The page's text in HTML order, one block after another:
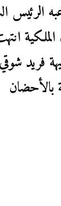
الرئيس
فريد
بالأحضان